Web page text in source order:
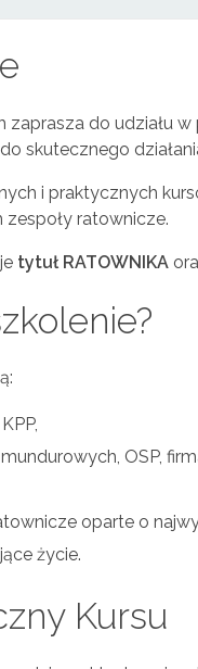
do udziału
skutecznego
i praktycznych
ratownicze.
tytuł RATOWNIKA
OSP,
oparte o
życie.
Kursu